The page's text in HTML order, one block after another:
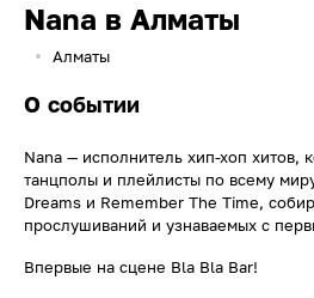
Nana в Алматы
Алматы
О событии
Nana — исполнитель хип-хоп хитов,
танцполы и плейлисты по всему
Dreams и Remember The Time,
прослушиваний и узнаваемых с
Впервые на сцене Bla Bla Bar!